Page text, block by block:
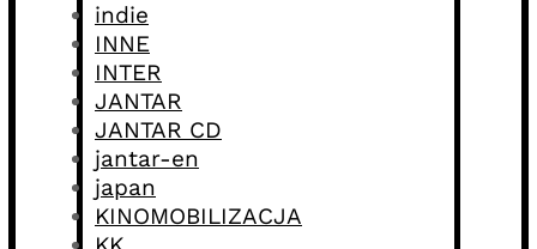
indie
INNE
INTER
JANTAR
JANTAR CD
jantar-en
japan
KINOMOBILIZACJA